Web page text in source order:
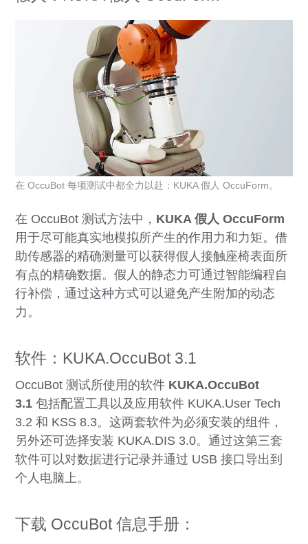
在 OccuBot 测试方法中， KUKA 假人 OccuForm
用于尽可能真实地模拟所产生的作用力和力矩。借
助传感器的精确测量可以获得假人接触座椅表面所
有点的精确数据。假人的静态力可通过智能编程自
行补偿，通过这种方式可以避免产生附加的动态
力。
在 OccuBot 每项测试中都全力以赴：KUKA 假人 OccuForm。
软件：KUKA.OccuBot 3.1
OccuBot 测试所使用的软件 KUKA.OccuBot
3.1 包括配置工具以及应用软件 KUKA.User Tech
3.2 和 KSS 8.3。这两套软件为必须安装的组件，
另外还可选择安装 KUKA.DIS 3.0。通过这第三套
软件可以对数据进行记录并通过 USB 接口导出到
个人电脑上。
下载 OccuBot 信息手册：